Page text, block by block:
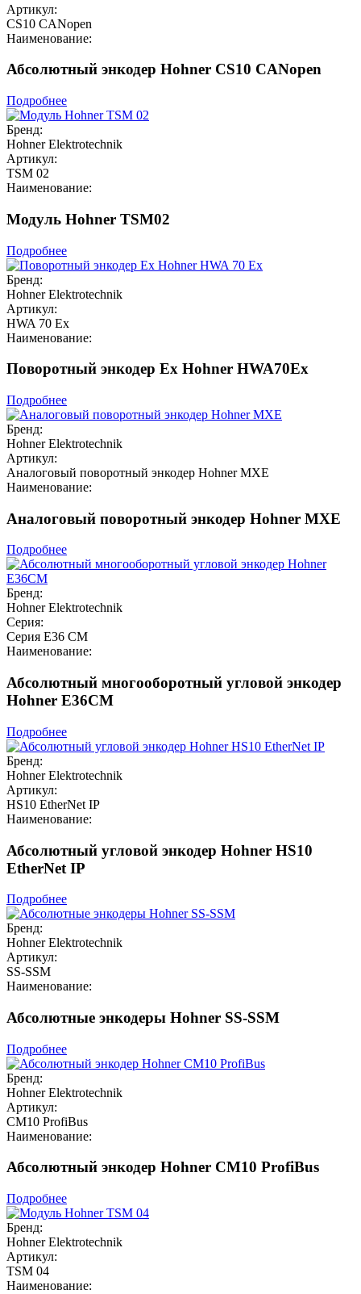
Артикул:
CS10 CANopen
Наименование:
Абсолютный энкодер Hohner CS10 CANopen
Подробнее
Бренд:
Hohner Elektrotechnik
Артикул:
TSM 02
Наименование:
Модуль Hohner TSM02
Подробнее
Бренд:
Hohner Elektrotechnik
Артикул:
HWA 70 Ex
Наименование:
Поворотный энкодер Ex Hohner HWA70Ex
Подробнее
Бренд:
Hohner Elektrotechnik
Артикул:
Аналоговый поворотный энкодер Hohner MXE
Наименование:
Аналоговый поворотный энкодер Hohner MXE
Подробнее
Бренд:
Hohner Elektrotechnik
Серия:
Серия E36 CM
Наименование:
Абсолютный многооборотный угловой энкодер
Hohner E36CM
Подробнее
Бренд:
Hohner Elektrotechnik
Артикул:
HS10 EtherNet IP
Наименование:
Абсолютный угловой энкодер Hohner HS10
EtherNet IP
Подробнее
Бренд:
Hohner Elektrotechnik
Артикул:
SS-SSM
Наименование:
Абсолютные энкодеры Hohner SS-SSM
Подробнее
Бренд:
Hohner Elektrotechnik
Артикул:
CM10 ProfiBus
Наименование:
Абсолютный энкодер Hohner CM10 ProfiBus
Подробнее
Бренд:
Hohner Elektrotechnik
Артикул:
TSM 04
Наименование: